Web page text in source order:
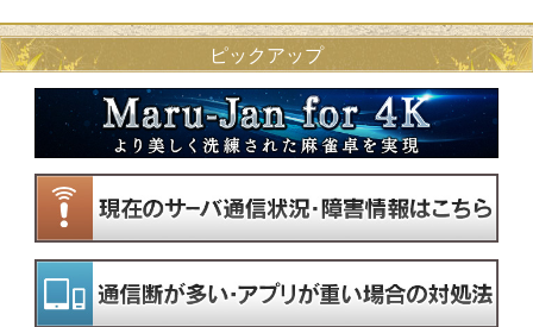
ピックアップ